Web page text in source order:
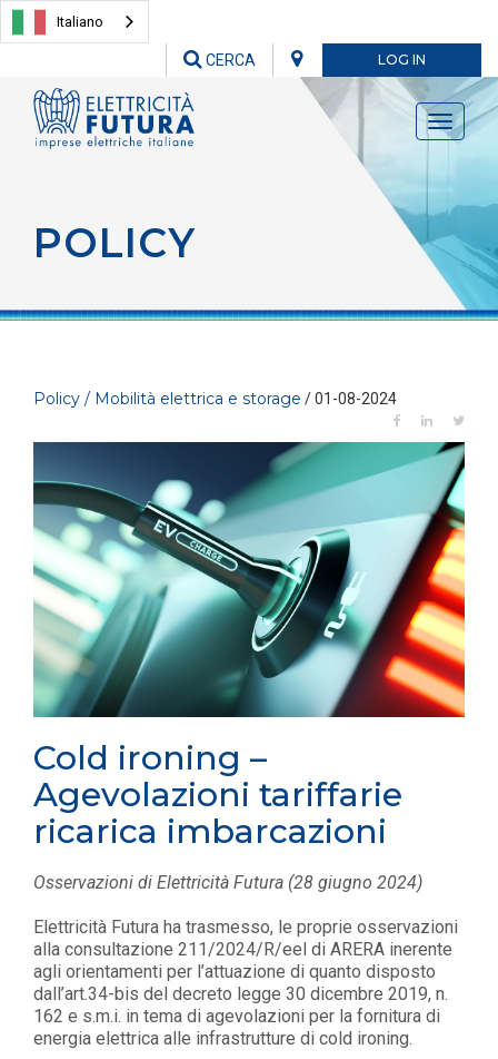
Italiano
LOG IN
CERCA
Toggle
POLICY
Policy / Mobilità elettrica e storage / 01-08-2024
Cold ironing –
Agevolazioni tariffarie
ricarica imbarcazioni
Osservazioni di Elettricità Futura (28 giugno 2024)
Elettricità Futura ha trasmesso, le proprie osservazioni
alla consultazione 211/2024/R/eel di ARERA inerente
agli orientamenti per l’attuazione di quanto disposto
dall’art.34-bis del decreto legge 30 dicembre 2019, n.
162 e s.m.i. in tema di agevolazioni per la fornitura di
energia elettrica alle infrastrutture di cold ironing.